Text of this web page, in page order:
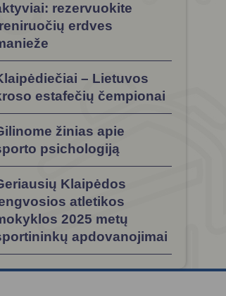
rezervuokite
erdves
– Lietuvos
estafečių čempionai
žinias apie
psichologiją
Klaipėdos
atletikos
2025 metų
apdovanojimai